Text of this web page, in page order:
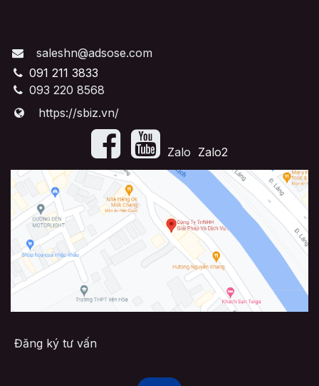
saleshn@adsose.com
091 211 3833
093 220 8568
https://sbiz.vn/
​Zalo Zalo2
Đăng ký tư vấn